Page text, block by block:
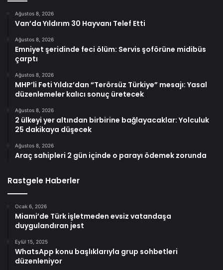
Ağustos 8, 2026
Van’da Yıldırım 30 Hayvanı Telef Etti
Ağustos 8, 2026
Emniyet şeridinde feci ölüm: Servis şoförüne midibüs
çarptı
Ağustos 8, 2026
MHP’li Feti Yıldız’dan “Terörsüz Türkiye” mesajı: Yasal
düzenlemeler kalıcı sonuç üretecek
Ağustos 8, 2026
2 ülkeyi yer altından birbirine bağlayacaklar: Yolculuk
25 dakikaya düşecek
Ağustos 8, 2026
Araç sahipleri 2 gün içinde o parayı ödemek zorunda
Rastgele Haberler
Ocak 6, 2026
Miami’de Türk işletmeden evsiz vatandaşa
duygulandıran jest
Eylül 15, 2025
WhatsApp konu başlıklarıyla grup sohbetleri
düzenleniyor